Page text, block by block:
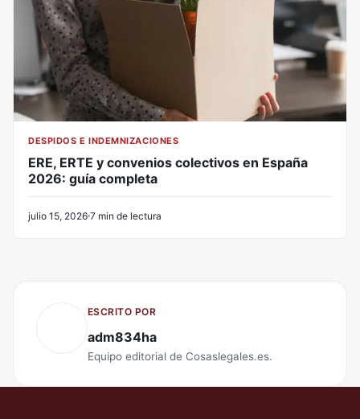
DESPIDOS E INDEMNIZACIONES
ERE, ERTE y convenios colectivos en España
2026: guía completa
julio 15, 2026 7 min de lectura
ESCRITO POR
adm834ha
Equipo editorial de Cosaslegales.es.